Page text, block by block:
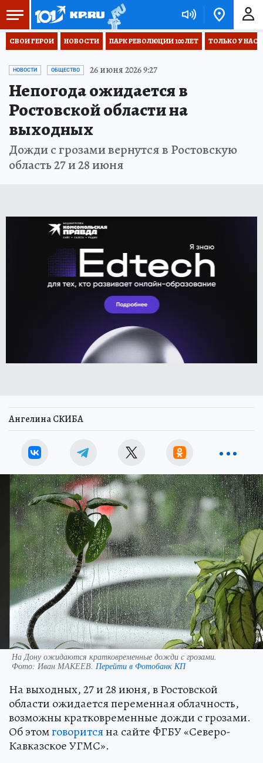
СВОИ ГЕРОИ НОВОСТИ ПАРК РЕВОЛЮЦИИ 100 ЛЕТ ТОЛЬКО У НАС
НОВОСТИ ОБЩЕСТВО 26 июня 2026 9:27
Непогода ожидается в
Ростовской области на
выходных
Дожди с грозами вернутся в Ростовскую
область 27 и 28 июня
Ангелина СКИБА
На Дону ожидаются кратковременные дожди с грозами.
Фото: Иван МАКЕЕВ. Перейти в Фотобанк КП
На выходных, 27 и 28 июня, в Ростовской
области ожидается переменная облачность,
возможны кратковременные дожди с грозами.
Об этомговоритсяна сайте ФГБУ «Северо-
Кавказское УГМС».